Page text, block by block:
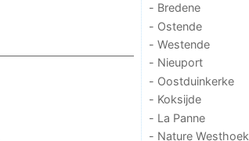
- Bredene
- Ostende
- Westende
- Nieuport
- Oostduinkerke
- Koksijde
- La Panne
- Nature Westhoek